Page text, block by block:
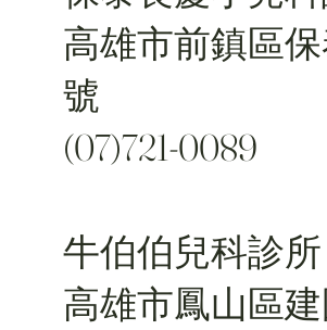
高雄市前鎮區
號
(07)721-0089
牛伯伯兒科診所
高雄市鳳山區